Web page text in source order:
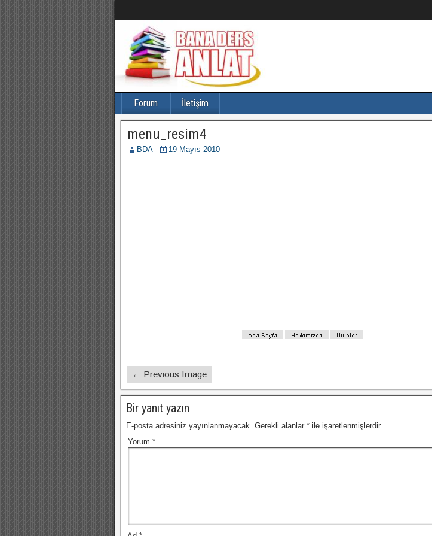
Forum İletişim
menu_resim4
BDA 19 Mayıs 2010
← Previous Image
Bir yanıt yazın
E-posta adresiniz yayınlanmayacak. Gerekli alanlar * ile işaretlenmişlerdir
Yorum *